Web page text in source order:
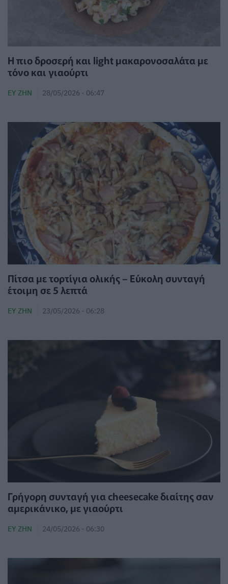
Η πιο δροσερή και light μακαρονοσαλάτα με
τόνο και γιαούρτι
ΕΥ ΖΗΝ 28/05/2026 - 06:47
Πίτσα με τορτίγια ολικής – Εύκολη συνταγή
έτοιμη σε 5 λεπτά
ΕΥ ΖΗΝ 23/05/2026 - 06:28
Γρήγορη συνταγή για cheesecake διαίτης σαν
αμερικάνικο, με γιαούρτι
ΕΥ ΖΗΝ 24/05/2026 - 06:30